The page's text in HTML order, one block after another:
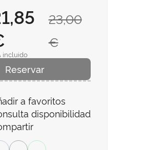
23,00
€
incluido
Reservar
a favoritos
disponibilidad